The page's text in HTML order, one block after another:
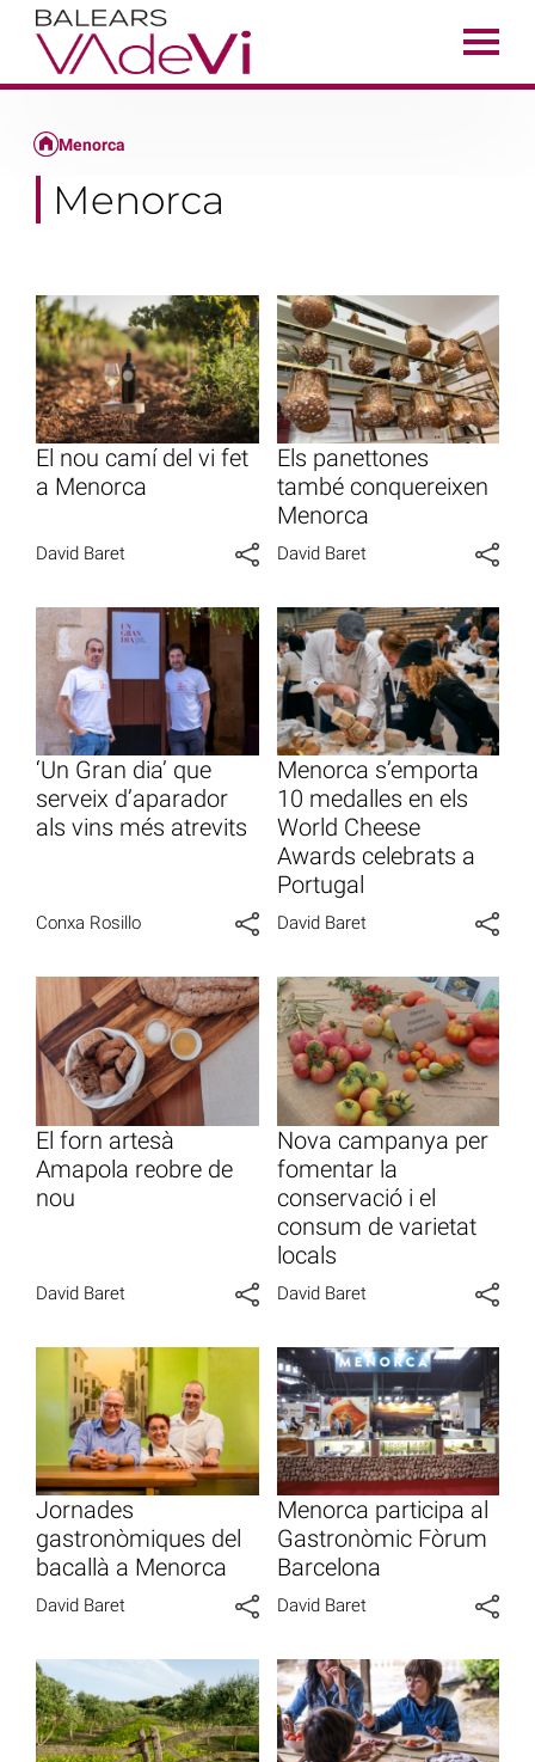
Menorca
Menorca
El nou camí del vi fet
a Menorca
David Baret
Els panettones
també conquereixen
Menorca
David Baret
‘Un Gran dia’ que
serveix d’aparador
als vins més atrevits
Conxa Rosillo
Menorca s’emporta
10 medalles en els
World Cheese
Awards celebrats a
Portugal
David Baret
El forn artesà
Amapola reobre de
nou
David Baret
Nova campanya per
fomentar la
conservació i el
consum de varietat
locals
David Baret
Jornades
gastronòmiques del
bacallà a Menorca
David Baret
Menorca participa al
Gastronòmic Fòrum
Barcelona
David Baret